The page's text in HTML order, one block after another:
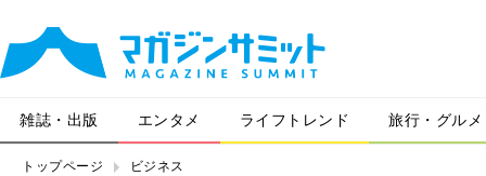
雑誌・出版 エンタメ ライフトレンド 旅行・グルメ
トップページ ビジネス